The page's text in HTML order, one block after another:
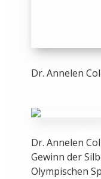
Dr. Annelen
Dr. Annelen
Gewinn der
Olympischen